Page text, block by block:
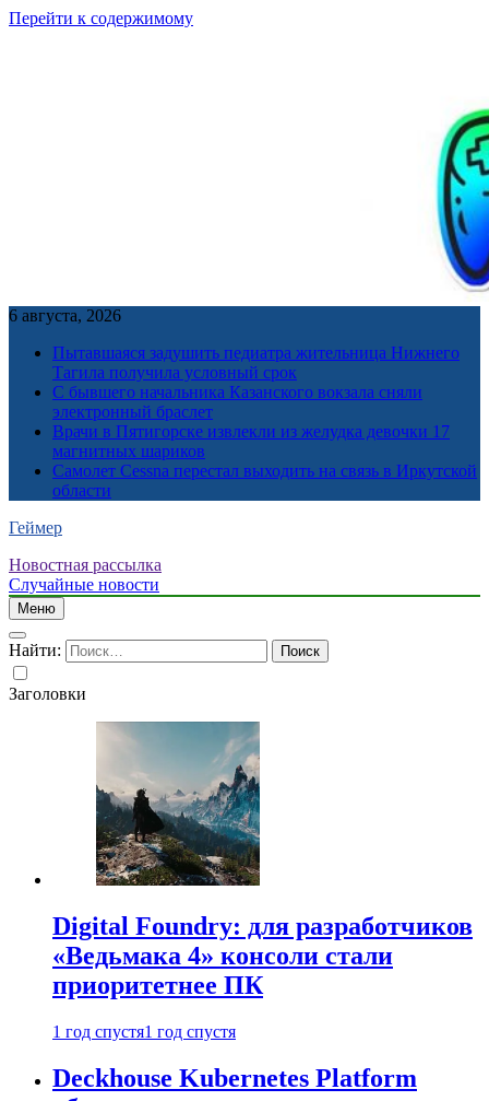
Перейти к содержимому
6 августа, 2026
Пытавшаяся задушить педиатра жительница Нижнего
Тагила получила условный срок
С бывшего начальника Казанского вокзала сняли
электронный браслет
Врачи в Пятигорске извлекли из желудка девочки 17
магнитных шариков
Самолет Cessna перестал выходить на связь в Иркутской
области
Геймер
Новостная рассылка
Случайные новости
Меню
Найти:
Заголовки
Digital Foundry: для разработчиков
«Ведьмака 4» консоли стали
приоритетнее ПК
1 год спустя1 год спустя
Deckhouse Kubernetes Platform